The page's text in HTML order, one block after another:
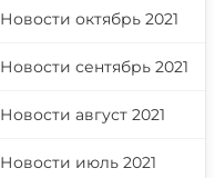
Новости октябрь 2021
Новости сентябрь 2021
Новости август 2021
Новости июль 2021